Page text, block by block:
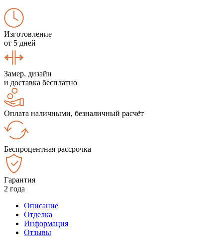
Изготовление
от 5 дней
Замер, дизайн
и доставка бесплатно
Оплата наличными, безналичный расчёт
Беспроцентная рассрочка
Гарантия
2 года
Описание
Отделка
Информация
Отзывы